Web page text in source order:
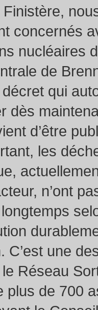
concernés
nucléaires
de
qui
dès
d’être
les
n’ont
C’est une
Réseau
plus de 700